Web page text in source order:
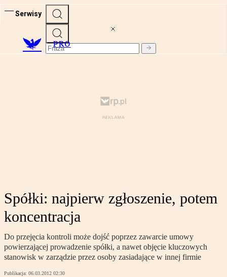
Serwisy
PRO
Spółki: najpierw zgłoszenie, potem
koncentracja
Do przejęcia kontroli może dojść poprzez zawarcie umowy
powierzającej prowadzenie spółki, a nawet objęcie kluczowych
stanowisk w zarządzie przez osoby zasiadające w innej firmie
Publikacja: 06.03.2012 02:30